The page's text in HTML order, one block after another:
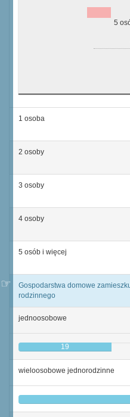
5
1 osoba
2 osoby
3 osoby
4 osoby
5 osób i więcej
Gospodarstwa domowe
rodzinnego
jednoosobowe
19
wieloosobowe jednorodzinne